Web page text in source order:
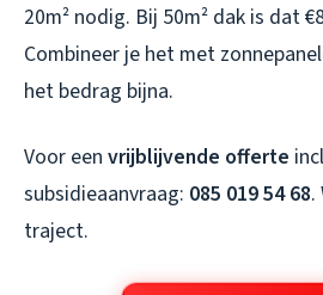
20m² nodig. Bij 50m² dak is dat
Combineer je het met
het bedrag bijna.
Voor een vrijblijvende offerte
subsidieaanvraag: 085 019 54 68.
traject.